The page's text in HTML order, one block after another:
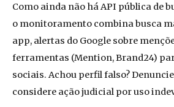
Como ainda não há API pública de
o monitoramento combina busca
app, alertas do Google sobre
ferramentas (Mention, Brand24)
sociais. Achou perfil falso?
considere ação judicial por uso